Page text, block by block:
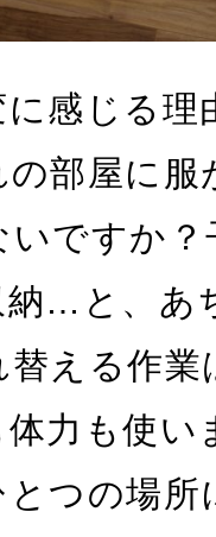
感じる理
の部屋に
いですか
納…と、あ
替える作
体力も使い
つの場